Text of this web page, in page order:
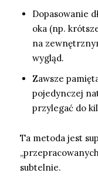
Dopasowanie
oka (np.
na
wygląd.
Zawsze
pojedynczej
przylegać do
Ta metoda jest
subtelnie.